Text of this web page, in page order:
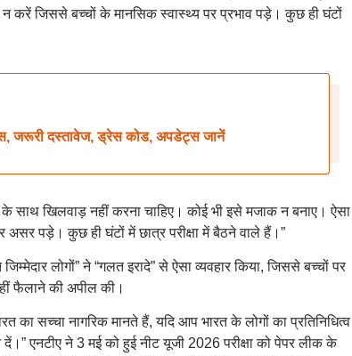
करें जिससे बच्चों के मानसिक स्वास्थ्य पर प्रभाव पड़े। कुछ ही घंटों
जरूरी दस्तावेज, ड्रेस कोड, अपडेट्स जानें
साथ खिलवाड़ नहीं करना चाहिए। कोई भी इसे मजाक न बनाए। ऐसा
असर पड़े। कुछ ही घंटों में छात्र परीक्षा में बैठने वाले हैं।”
लोगों” ने “गलत इरादे” से ऐसा व्यवहार किया, जिससे बच्चों पर
फैलाने की अपील की।
का सच्चा नागरिक मानते हैं, यदि आप भारत के लोगों का प्रतिनिधित्व
एनटीए ने 3 मई को हुई नीट यूजी 2026 परीक्षा को पेपर लीक के